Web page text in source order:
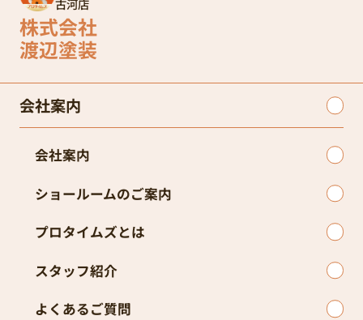
株式会社
渡辺塗装
会社案内
会社案内
ショールームのご案内
プロタイムズとは
スタッフ紹介
よくあるご質問